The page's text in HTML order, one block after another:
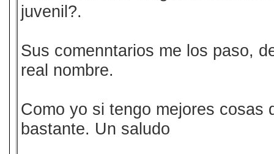
juvenil?.
Sus comenntarios me los paso,
real nombre.
Como yo si tengo mejores cosas
bastante. Un saludo